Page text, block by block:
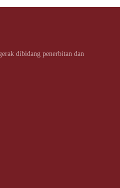
dibidang penerbitan dan